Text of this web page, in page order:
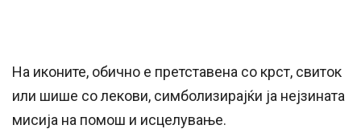
На иконите, обично е претставена со крст, свиток
или шише со лекови, симболизирајќи ја нејзината
мисија на помош и исцелување.